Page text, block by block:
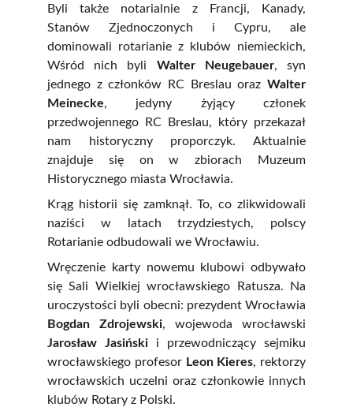
Byli także notarialnie z Francji, Kanady,
Stanów Zjednoczonych i Cypru, ale
dominowali rotarianie z klubów niemieckich,
Wśród nich byli Walter Neugebauer, syn
jednego z członków RC Breslau oraz Walter
Meinecke, jedyny żyjący członek
przedwojennego RC Breslau, który przekazał
nam historyczny proporczyk. Aktualnie
znajduje się on w zbiorach Muzeum
Historycznego miasta Wrocławia.
Krąg historii się zamknął. To, co zlikwidowali
naziści w latach trzydziestych, polscy
Rotarianie odbudowali we Wrocławiu.
Wręczenie karty nowemu klubowi odbywało
się Sali Wielkiej wrocławskiego Ratusza. Na
uroczystości byli obecni: prezydent Wrocławia
Bogdan Zdrojewski, wojewoda wrocławski
Jarosław Jasiński i przewodniczący sejmiku
wrocławskiego profesor Leon Kieres, rektorzy
wrocławskich uczelni oraz członkowie innych
klubów Rotary z Polski.